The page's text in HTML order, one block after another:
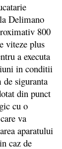
Delimano
800
viteze plus
a executa
in conditii
siguranta
din punct
cu o
va
aparatului
caz de